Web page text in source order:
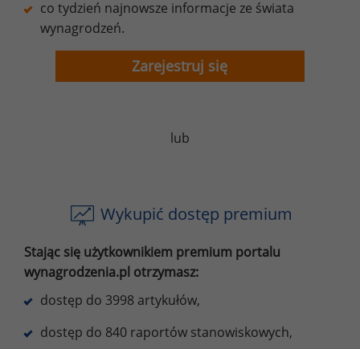
co tydzień najnowsze informacje ze świata
wynagrodzeń.
Zarejestruj się
lub
Wykupić dostęp premium
Stając się użytkownikiem premium portalu
wynagrodzenia.pl otrzymasz:
dostęp do 3998 artykułów,
dostęp do 840 raportów stanowiskowych,